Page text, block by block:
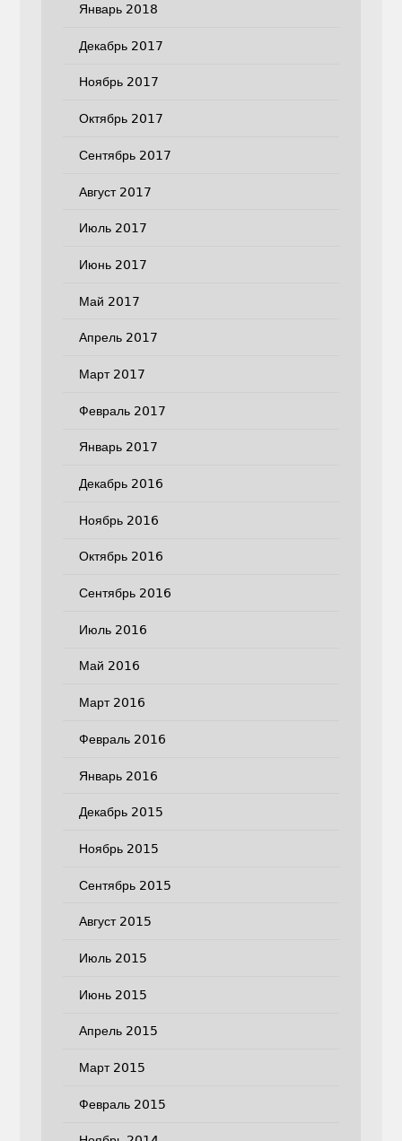
Январь 2018
Декабрь 2017
Ноябрь 2017
Октябрь 2017
Сентябрь 2017
Август 2017
Июль 2017
Июнь 2017
Май 2017
Апрель 2017
Март 2017
Февраль 2017
Январь 2017
Декабрь 2016
Ноябрь 2016
Октябрь 2016
Сентябрь 2016
Июль 2016
Май 2016
Март 2016
Февраль 2016
Январь 2016
Декабрь 2015
Ноябрь 2015
Сентябрь 2015
Август 2015
Июль 2015
Июнь 2015
Апрель 2015
Март 2015
Февраль 2015